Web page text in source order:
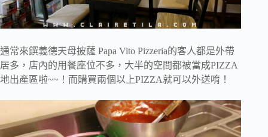
通常來饌義德天母披薩 Papa Vito Pizzeria的客人都是外帶
居多，店內的用餐座位不多，大半的空間都被當成PIZZA
地出產區啦~~！而購買兩個以上PIZZA就可以外送唷！